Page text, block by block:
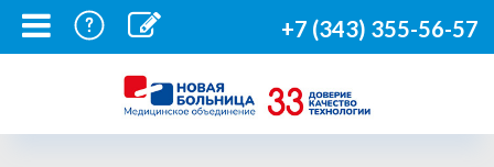
+7 (343) 355-56-57